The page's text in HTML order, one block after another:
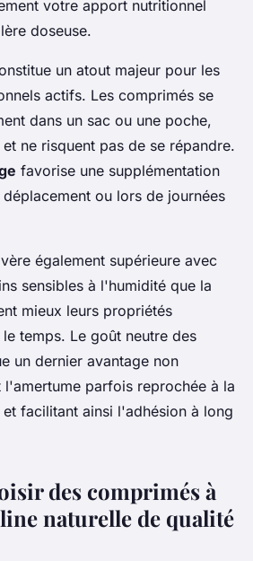
votre apport nutritionnel
doseuse.
un atout majeur pour les
actifs. Les comprimés se
dans un sac ou une poche,
ne risquent pas de se répandre.
favorise une supplémentation
ou lors de journées
également supérieure avec
sensibles à l'humidité que la
mieux leurs propriétés
temps. Le goût neutre des
un dernier avantage non
l'amertume parfois reprochée à la
facilitant ainsi l'adhésion à long
des comprimés à
naturelle de qualité